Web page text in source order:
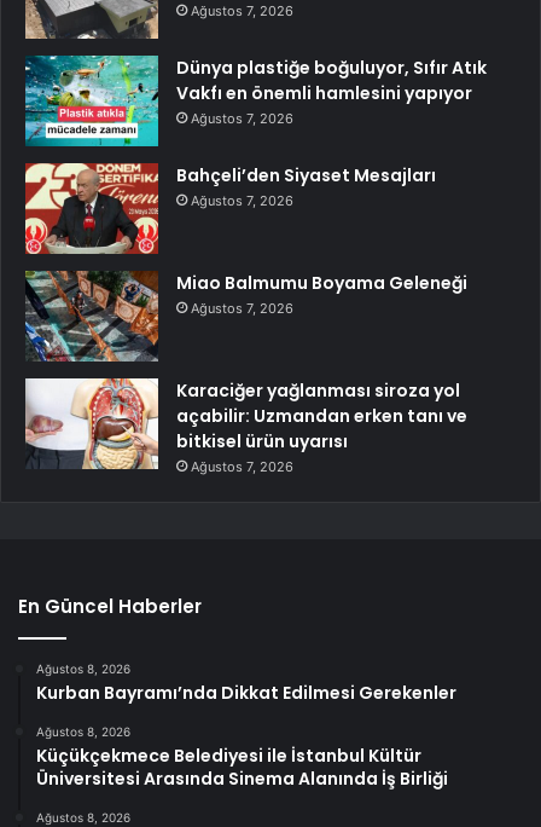
Ağustos 7, 2026
Dünya plastiğe boğuluyor, Sıfır Atık
Vakfı en önemli hamlesini yapıyor
Ağustos 7, 2026
Bahçeli’den Siyaset Mesajları
Ağustos 7, 2026
Miao Balmumu Boyama Geleneği
Ağustos 7, 2026
Karaciğer yağlanması siroza yol
açabilir: Uzmandan erken tanı ve
bitkisel ürün uyarısı
Ağustos 7, 2026
En Güncel Haberler
Ağustos 8, 2026
Kurban Bayramı’nda Dikkat Edilmesi Gerekenler
Ağustos 8, 2026
Küçükçekmece Belediyesi ile İstanbul Kültür
Üniversitesi Arasında Sinema Alanında İş Birliği
Ağustos 8, 2026